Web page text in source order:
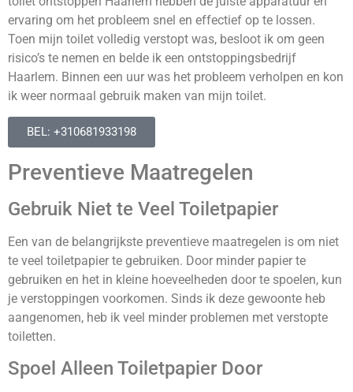
ervaring om het probleem snel en effectief op te lossen.
Toen mijn toilet volledig verstopt was, besloot ik om geen
risico’s te nemen en belde ik een ontstoppingsbedrijf
Haarlem. Binnen een uur was het probleem verholpen en kon
ik weer normaal gebruik maken van mijn toilet.
BEL: +310681933198
Preventieve Maatregelen
Gebruik Niet te Veel Toiletpapier
Een van de belangrijkste preventieve maatregelen is om niet
te veel toiletpapier te gebruiken. Door minder papier te
gebruiken en het in kleine hoeveelheden door te spoelen, kun
je verstoppingen voorkomen. Sinds ik deze gewoonte heb
aangenomen, heb ik veel minder problemen met verstopte
toiletten.
Spoel Alleen Toiletpapier Door